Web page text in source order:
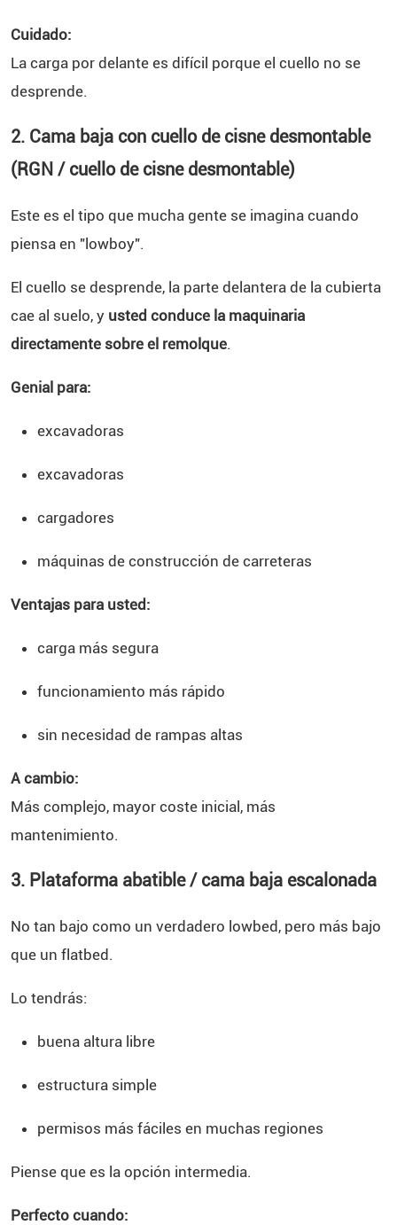
Cuidado:
La carga por delante es difícil porque el cuello no se
desprende.
2. Cama baja con cuello de cisne desmontable
(RGN / cuello de cisne desmontable)
Este es el tipo que mucha gente se imagina cuando
piensa en "lowboy".
El cuello se desprende, la parte delantera de la cubierta
cae al suelo, y usted conduce la maquinaria
directamente sobre el remolque.
Genial para:
excavadoras
excavadoras
cargadores
máquinas de construcción de carreteras
Ventajas para usted:
carga más segura
funcionamiento más rápido
sin necesidad de rampas altas
A cambio:
Más complejo, mayor coste inicial, más
mantenimiento.
3. Plataforma abatible / cama baja escalonada
No tan bajo como un verdadero lowbed, pero más bajo
que un flatbed.
Lo tendrás:
buena altura libre
estructura simple
permisos más fáciles en muchas regiones
Piense que es la opción intermedia.
Perfecto cuando: